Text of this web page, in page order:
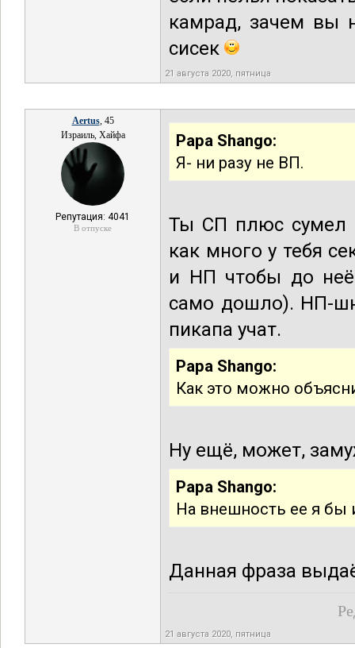
камрад, зачем вы
сисек
21 августа 2020, пятница
Aertus, 45
Израиль, Хайфа
Репутация: 4041
В отпуске
Papa Shango:
Я- ни разу не ВП.
Ты СП плюс сумел
как много у тебя
и НП чтобы до неё
само дошло). НП-
пикапа учат.
Papa Shango:
Как это можно
Ну ещё, может,
Papa Shango:
На внешность ее я бы
Данная фраза
21 августа 2020, пятница